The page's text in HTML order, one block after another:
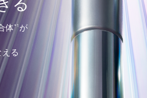
体*1 が
る